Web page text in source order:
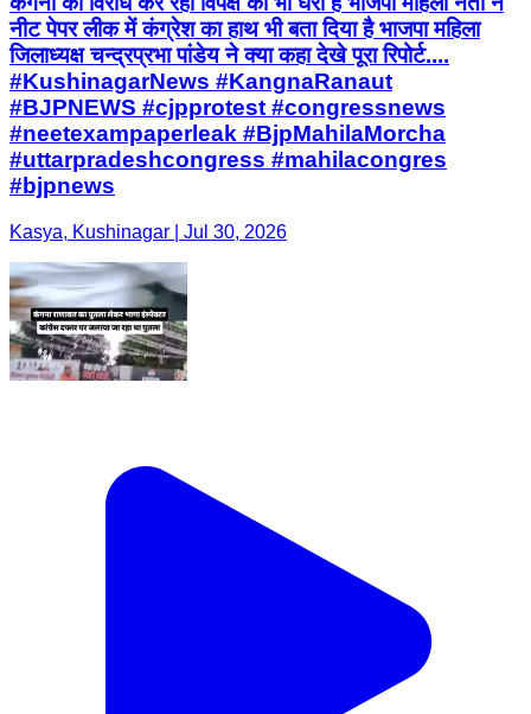
नीट पेपर लीक में कंग्रेश का हाथ भी बता दिया है भाजपा महिला
जिलाध्यक्ष चन्द्रप्रभा पांडेय ने क्या कहा देखे पूरा रिपोर्ट....
#KushinagarNews #KangnaRanaut
#BJPNEWS #cjpprotest #congressnews
#neetexampaperleak #BjpMahilaMorcha
#uttarpradeshcongress #mahilacongres
#bjpnews
Kasya, Kushinagar | Jul 30, 2026